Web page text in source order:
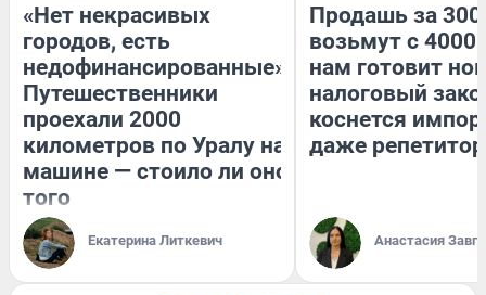
«Нет некрасивых
городов, есть
недофинансированные».
Путешественники
проехали 2000
километров по Уралу на
машине — стоило ли оно
того
Екатерина Литкевич
Продашь за
возьмут с
нам готовит
налоговый
коснется
даже
Анастасия